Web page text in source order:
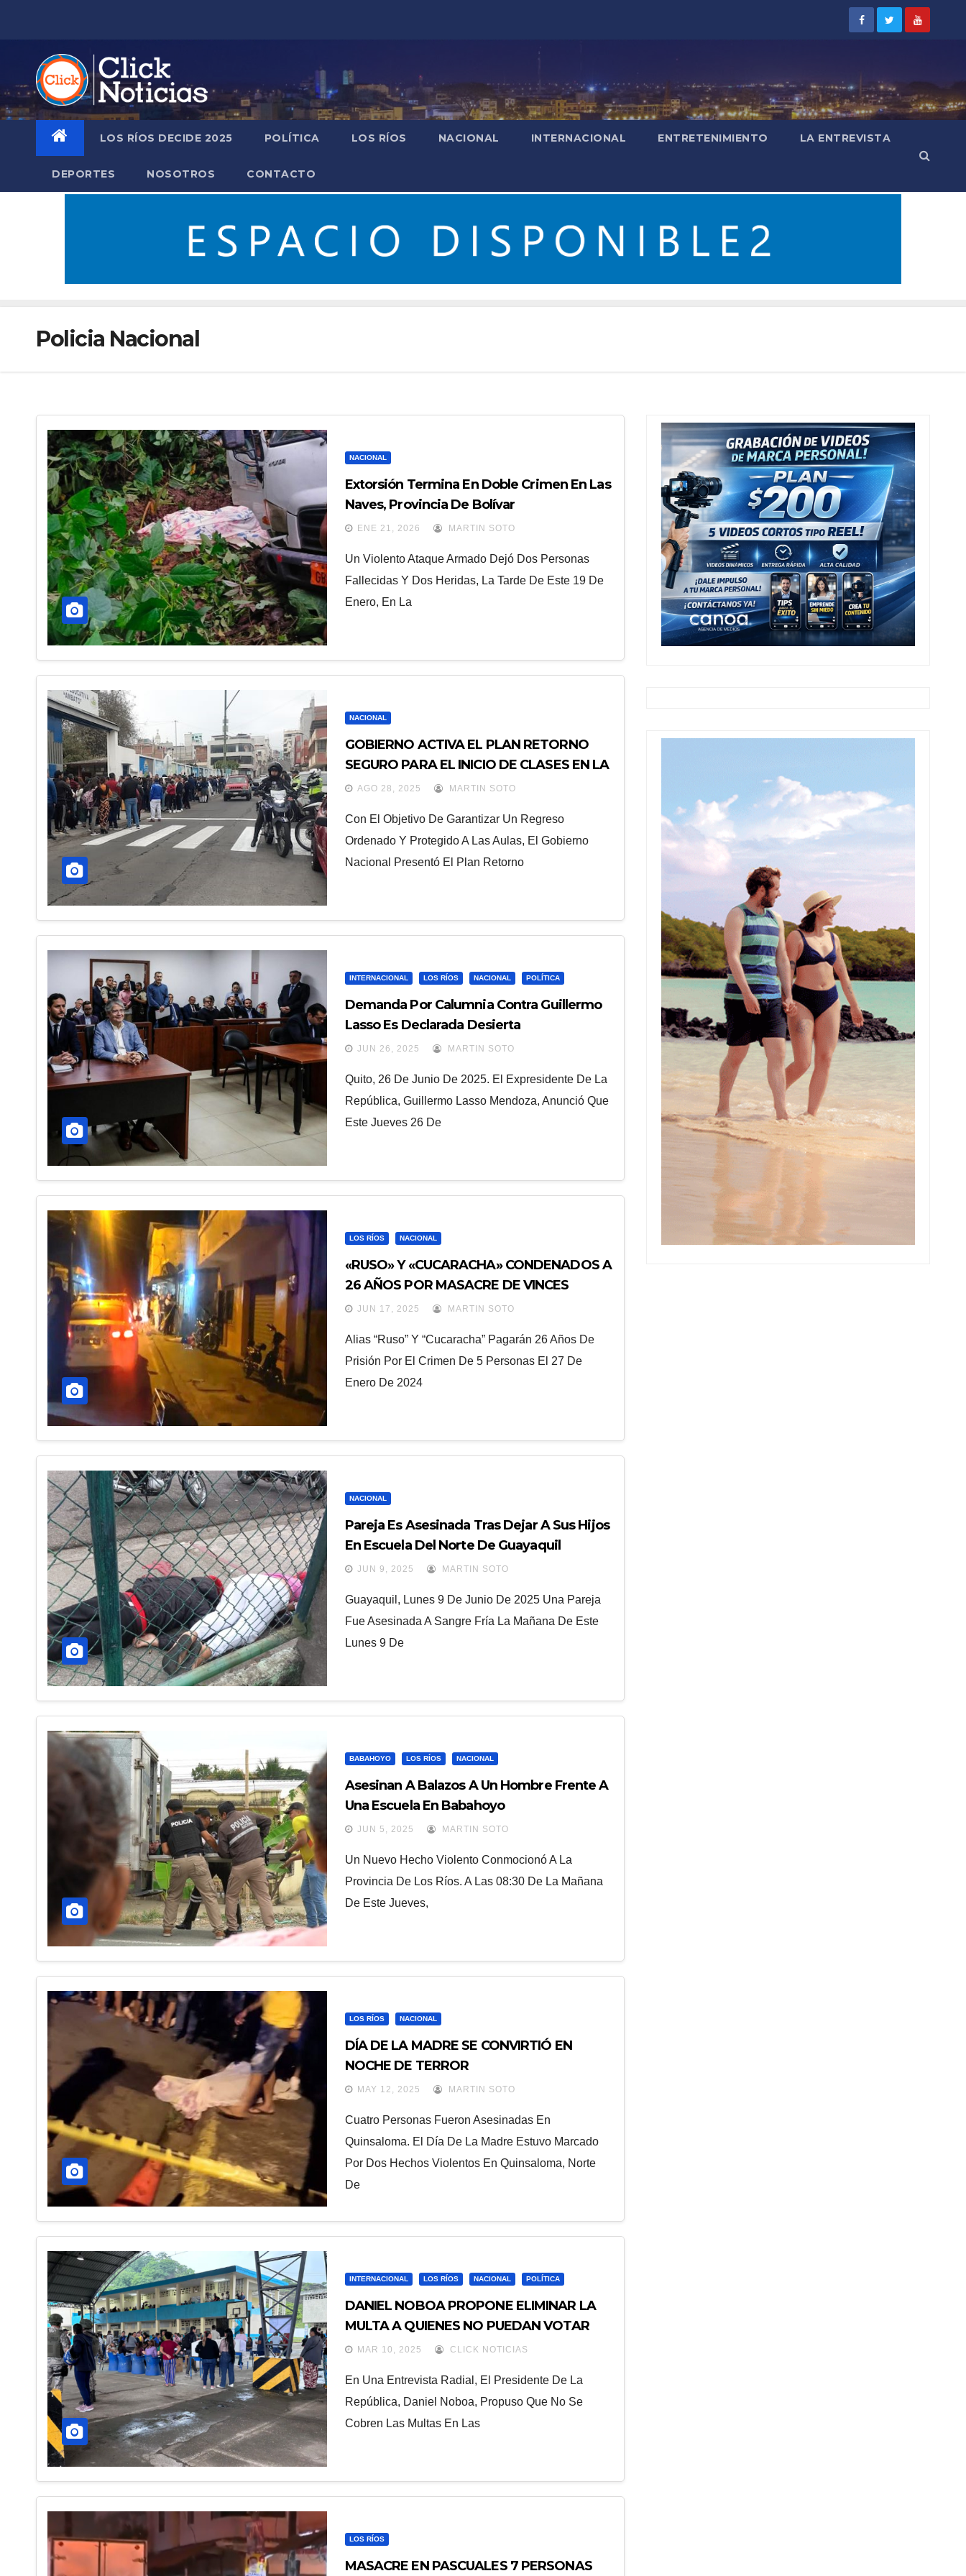
LOS RÍOS DECIDE 2025 POLÍTICA LOS RÍOS NACIONAL INTERNACIONAL ENTRETENIMIENTO LA ENTREVISTA
DEPORTES NOSOTROS CONTACTO
Policia Nacional
NACIONAL
Extorsión Termina En Doble Crimen En Las
Naves, Provincia De Bolívar
ENE 21, 2026 MARTIN SOTO
Un Violento Ataque Armado Dejó Dos Personas
Fallecidas Y Dos Heridas, La Tarde De Este 19 De
Enero, En La
NACIONAL
GOBIERNO ACTIVA EL PLAN RETORNO
SEGURO PARA EL INICIO DE CLASES EN LA
SIERRA Y AMAZONÍA
AGO 28, 2025 MARTIN SOTO
Con El Objetivo De Garantizar Un Regreso
Ordenado Y Protegido A Las Aulas, El Gobierno
Nacional Presentó El Plan Retorno
INTERNACIONAL LOS RÍOS NACIONAL POLÍTICA
Demanda Por Calumnia Contra Guillermo
Lasso Es Declarada Desierta
JUN 26, 2025 MARTIN SOTO
Quito, 26 De Junio De 2025. El Expresidente De La
República, Guillermo Lasso Mendoza, Anunció Que
Este Jueves 26 De
LOS RÍOS NACIONAL
«RUSO» Y «CUCARACHA» CONDENADOS A
26 AÑOS POR MASACRE DE VINCES
JUN 17, 2025 MARTIN SOTO
Alias “Ruso” Y “Cucaracha” Pagarán 26 Años De
Prisión Por El Crimen De 5 Personas El 27 De
Enero De 2024
NACIONAL
Pareja Es Asesinada Tras Dejar A Sus Hijos
En Escuela Del Norte De Guayaquil
JUN 9, 2025 MARTIN SOTO
Guayaquil, Lunes 9 De Junio De 2025 Una Pareja
Fue Asesinada A Sangre Fría La Mañana De Este
Lunes 9 De
BABAHOYO LOS RÍOS NACIONAL
Asesinan A Balazos A Un Hombre Frente A
Una Escuela En Babahoyo
JUN 5, 2025 MARTIN SOTO
Un Nuevo Hecho Violento Conmocionó A La
Provincia De Los Ríos. A Las 08:30 De La Mañana
De Este Jueves,
LOS RÍOS NACIONAL
DÍA DE LA MADRE SE CONVIRTIÓ EN
NOCHE DE TERROR
MAY 12, 2025 MARTIN SOTO
Cuatro Personas Fueron Asesinadas En
Quinsaloma. El Día De La Madre Estuvo Marcado
Por Dos Hechos Violentos En Quinsaloma, Norte
De
INTERNACIONAL LOS RÍOS NACIONAL POLÍTICA
DANIEL NOBOA PROPONE ELIMINAR LA
MULTA A QUIENES NO PUEDAN VOTAR
POR LAS LLUVIAS
MAR 10, 2025 CLICK NOTICIAS
En Una Entrevista Radial, El Presidente De La
República, Daniel Noboa, Propuso Que No Se
Cobren Las Multas En Las
LOS RÍOS
MASACRE EN PASCUALES 7 PERSONAS